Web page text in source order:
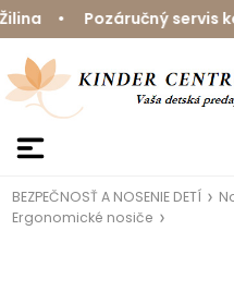
servis
BEZPEČNOSŤ A NOSENIE DETÍ
Ergonomické nosiče